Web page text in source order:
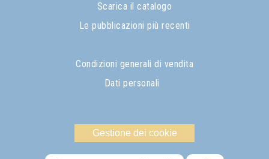
Scarica il catalogo
Le pubblicazioni più recenti
Condizioni generali di vendita
Dati personali
Gestione dei cookie